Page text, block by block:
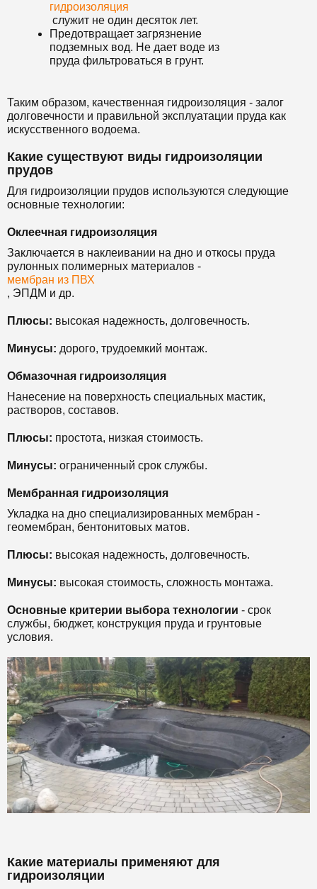
гидроизоляция
служит не один десяток лет.
Предотвращает загрязнение
подземных вод. Не дает воде из
пруда фильтроваться в грунт.
Таким образом, качественная гидроизоляция - залог
долговечности и правильной эксплуатации пруда как
искусственного водоема.
Какие существуют виды гидроизоляции
прудов
Для гидроизоляции прудов используются следующие
основные технологии:
Оклеечная гидроизоляция
Заключается в наклеивании на дно и откосы пруда
рулонных полимерных материалов -
мембран из ПВХ
, ЭПДМ и др.
Плюсы: высокая надежность, долговечность.
Минусы: дорого, трудоемкий монтаж.
Обмазочная гидроизоляция
Нанесение на поверхность специальных мастик,
растворов, составов.
Плюсы: простота, низкая стоимость.
Минусы: ограниченный срок службы.
Мембранная гидроизоляция
Укладка на дно специализированных мембран -
геомембран, бентонитовых матов.
Плюсы: высокая надежность, долговечность.
Минусы: высокая стоимость, сложность монтажа.
Основные критерии выбора технологии - срок
службы, бюджет, конструкция пруда и грунтовые
условия.
Какие материалы применяют для
гидроизоляции